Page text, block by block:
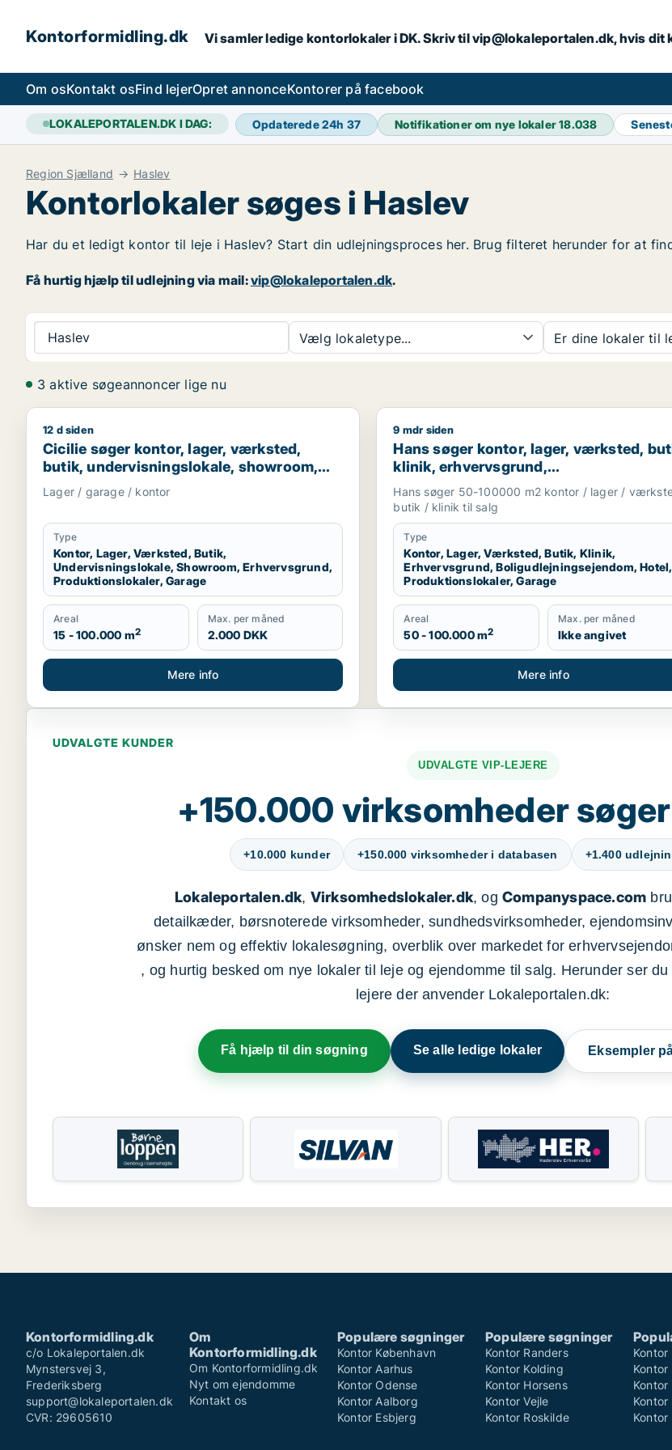
Kontorformidling.dk Vi samler ledige kontorlokaler i DK. Skriv til vip@lokaleportalen.dk, hvis
Om osKontakt osFind lejerOpret annonceKontorer på facebook
LOKALEPORTALEN.DK I DAG: Opdaterede 24h 37 Notifikationer om nye lokaler18.038
Region Sjælland Haslev
Kontorlokaler søges i Haslev
Har du et ledigt kontor til leje i Haslev? Start din udlejningsproces her. Brug filteret herunder for at
Få hurtig hjælp til udlejning via mail:vip@lokaleportalen.dk.
Haslev Vælg lokaletype... Er dine lokaler til
3 aktive søgeannoncer lige nu
Cicilie søger kontor, lager, værksted, butik, undervisningslokale, showroom, erhvervsgrund,
12 d siden
Cicilie søger kontor, lager, værksted,
butik, undervisningslokale, showroom,
erhvervsgrund, produktionslokaler eller
garage til leje i Region Sjælland eller
Nordsjælland
Lager / garage / kontor
Type
Kontor, Lager, Værksted, Butik,
Undervisningslokale, Showroom, Erhvervsgrund,
Produktionslokaler, Garage
Areal
15 - 100.000 m2
Max. per måned
2.000 DKK
Mere info
Hans søger kontor, lager, værksted, butik,
9 mdr siden
Hans søger kontor, lager, værksted,
klinik, erhvervsgrund,
boligudlejningsejendom, hotel,
produktionslokaler eller garage til salg i
Region Sjælland
Hans søger 50-100000 m2 kontor / lager /
butik / klinik til salg
Type
Kontor, Lager, Værksted, Butik, Klinik,
Erhvervsgrund, Boligudlejningsejendom, Hotel,
Produktionslokaler, Garage
Areal
50 - 100.000 m2
Max. per måned
Ikke angivet
Mere info
UDVALGTE KUNDER
UDVALGTE VIP-LEJERE
+150.000 virksomheder
+10.000 kunder +150.000 virksomheder i databasen +1.400
Lokaleportalen.dk, Virksomhedslokaler.dk, og Companyspace.com
detailkæder, børsnoterede virksomheder, sundhedsvirksomheder,
ønsker nem og effektiv lokalesøgning, overblik over markedet for
, og hurtig besked om nye lokaler til leje og ejendomme til salg. Herunder ser
lejere der anvender Lokaleportalen.dk:
Få hjælp til din søgning Se alle ledige lokaler Eksempler
Kontorformidling.dk
c/o Lokaleportalen.dk
Mynstersvej 3,
Frederiksberg
support@lokaleportalen.dk
CVR: 29605610
Om
Kontorformidling.dk
Om Kontorformidling.dk
Nyt om ejendomme
Kontakt os
Populære søgninger
Kontor København
Kontor Aarhus
Kontor Odense
Kontor Aalborg
Kontor Esbjerg
Populære søgninger
Kontor Randers
Kontor Kolding
Kontor Horsens
Kontor Vejle
Kontor Roskilde
Kontor
Kontor
Kontor
Kontor